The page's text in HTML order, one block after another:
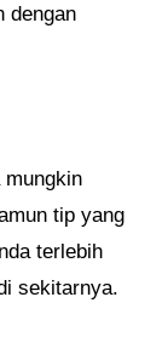
dengan
mungkin
tip yang
terlebih
sekitarnya.